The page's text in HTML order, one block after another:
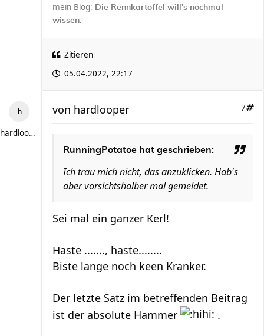
mein Blog: Die Rennkartoffel will's nochmal
wissen.
Zitieren
05.04.2022, 22:17
hardlooper
7
von hardlooper
RunningPotatoe hat geschrieben:
Ich trau mich nicht, das anzuklicken. Hab's
aber vorsichtshalber mal gemeldet.
Sei mal ein ganzer Kerl!
Haste ......., haste........
Biste lange noch keen Kranker.
Der letzte Satz im betreffenden Beitrag
ist der absolute Hammer
.